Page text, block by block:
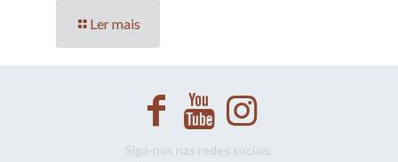
Ler mais
Siga-nos nas redes sociais.